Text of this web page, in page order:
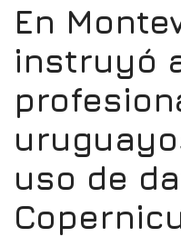
En
instruyó
uso de